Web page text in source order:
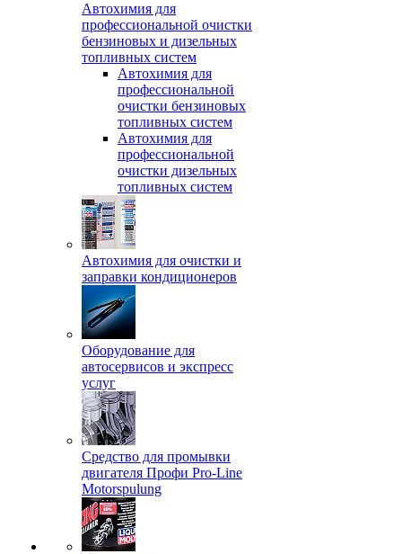
Автохимия для
профессиональной очистки
бензиновых и дизельных
топливных систем
Автохимия для
профессиональной
очистки бензиновых
топливных систем
Автохимия для
профессиональной
очистки дизельных
топливных систем
Автохимия для очистки и
заправки кондиционеров
Оборудование для
автосервисов и экспресс
услуг
Средство для промывки
двигателя Профи Pro-Line
Motorspulung